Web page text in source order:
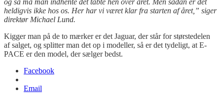
heldigvis ikke hos os. Her har vi været klar fra starten af året,” siger
direktør Michael Lund.
Kigger man på de to mærker er det Jaguar, der står for størstedelen
af salget, og splitter man det op i modeller, så er det tydeligt, at E-
PACE er den model, der sælger bedst.
Facebook
Email